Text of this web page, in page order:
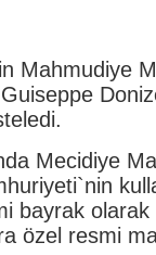
Mahmudiye
Guiseppe
Mecidiye
bayrak
özel resmi